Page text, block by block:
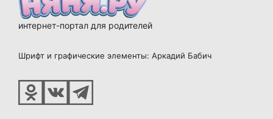
интернет-портал для родителей
Шрифт и графические элементы: Аркадий Бабич